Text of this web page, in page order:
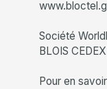
Société
BLOIS
Pour en